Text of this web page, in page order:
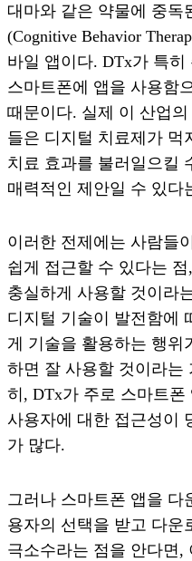
대마와 같은 약물에 중독
(Cognitive Behavior
바일 앱이다. DTx가 특
스마트폰에 앱을 사용함
때문이다. 실제 이 산업
들은 디지털 치료제가 먹
치료 효과를 불러일으킬
매력적인 제안일 수 있다
이러한 전제에는 사람들
쉽게 접근할 수 있다는
충실하게 사용할 것이라
디지털 기술이 발전함에
게 기술을 활용하는 행위
하면 잘 사용할 것이라는
히, DTx가 주로 스마트폰
사용자에 대한 접근성이
가 많다.
그러나 스마트폰 앱을 다
용자의 선택을 받고 다운
극소수라는 점을 안다면,